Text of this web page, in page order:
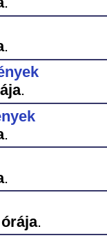
.
.
.
.
.